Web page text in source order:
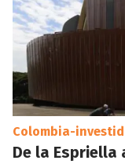
Colombia-
De la Espriella